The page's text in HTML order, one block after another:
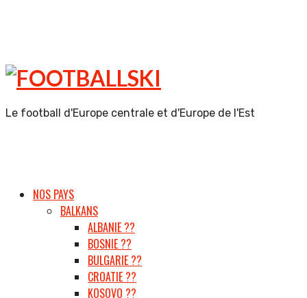
FOOTBALLSKI
Le football d'Europe centrale et d'Europe de l'Est
NOS PAYS
BALKANS
ALBANIE ??
BOSNIE ??
BULGARIE ??
CROATIE ??
KOSOVO ??